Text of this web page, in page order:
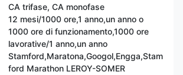
CA trifase, CA monofase
12 mesi/1000 ore,1 anno,un anno o
1000 ore di funzionamento,1000 ore
lavorative/1 anno,un anno
Stamford,Maratona,Googol,Engga,Stam
ford Marathon LEROY-SOMER